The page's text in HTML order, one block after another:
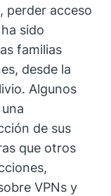
perder acceso
sido
familias
desde la
Algunos
de sus
que otros
VPNs y